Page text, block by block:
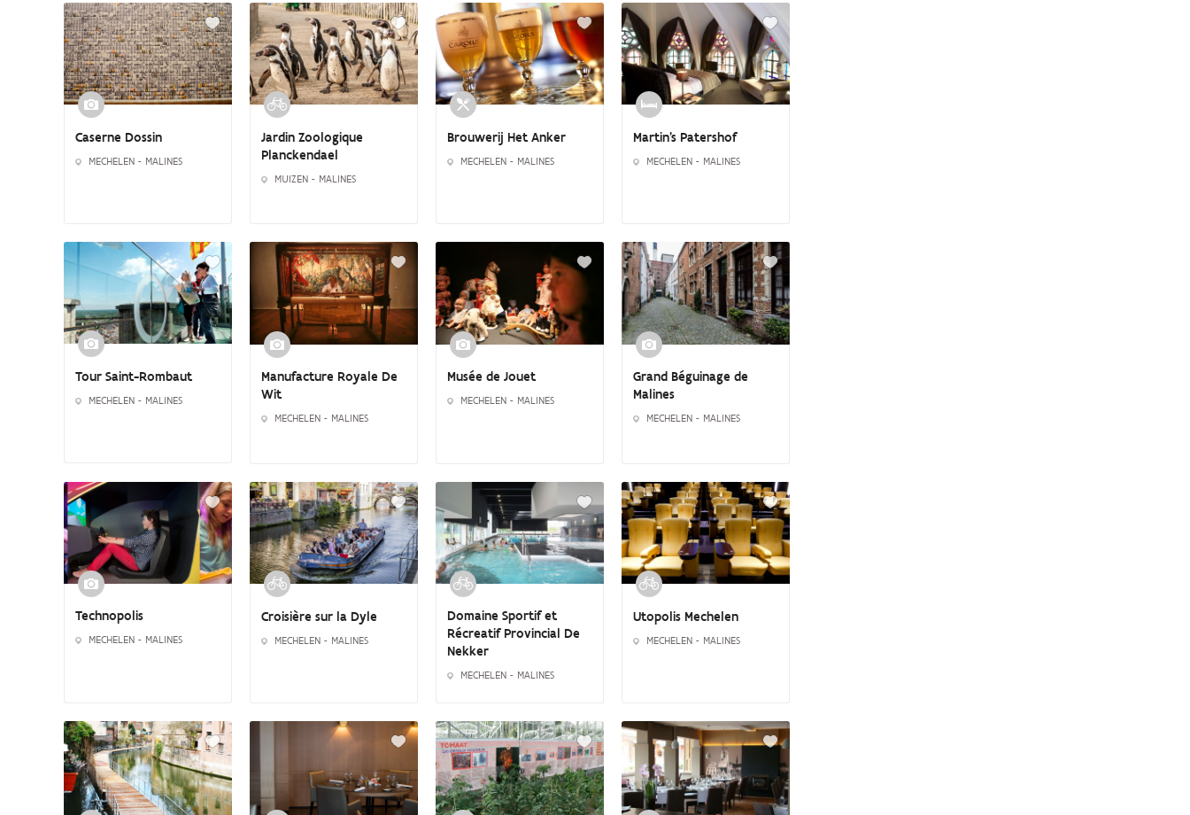
wanneer
u
filtert
op
categorie.
Caserne Dossin
MECHELEN - MALINES
Jardin Zoologique
Planckendael
MUIZEN - MALINES
Brouwerij Het Anker
MECHELEN - MALINES
Martin's Patershof
MECHELEN - MALINES
Tour Saint-Rombaut
MECHELEN - MALINES
Manufacture Royale De
Wit
MECHELEN - MALINES
Musée de Jouet
MECHELEN - MALINES
Grand Béguinage de
Malines
MECHELEN - MALINES
Technopolis
MECHELEN - MALINES
Croisière sur la Dyle
MECHELEN - MALINES
Domaine Sportif et
Récreatif Provincial De
Nekker
MECHELEN - MALINES
Utopolis Mechelen
MECHELEN - MALINES